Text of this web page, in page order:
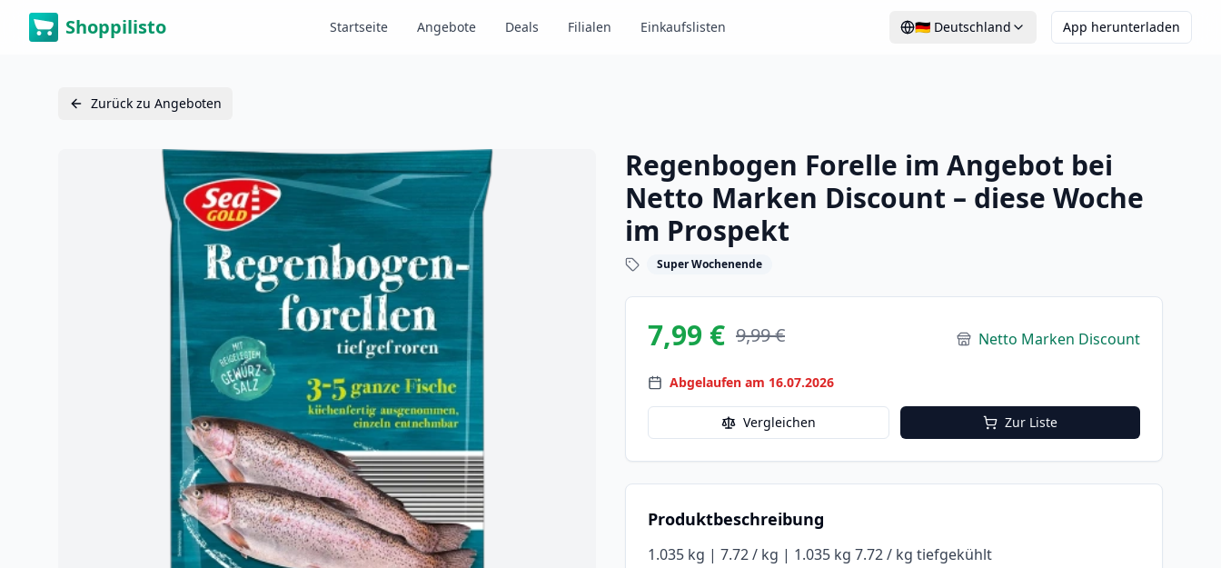
Shoppilisto Startseite Angebote Deals Filialen Einkaufslisten 🇩🇪 Deutschland App herunterladen
Zurück zu Angeboten
Regenbogen Forelle im Angebot bei
Netto Marken Discount – diese Woche
im Prospekt
Super Wochenende
7,99 € 9,99 € Netto Marken Discount
Abgelaufen am 16.07.2026
Vergleichen Zur Liste
Produktbeschreibung
1.035 kg | 7.72 / kg | 1.035 kg 7.72 / kg tiefgekühlt